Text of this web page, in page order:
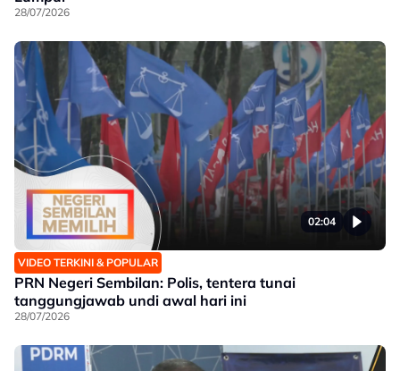
28/07/2026
02:04
VIDEO TERKINI & POPULAR
PRN Negeri Sembilan: Polis, tentera tunai
tanggungjawab undi awal hari ini
28/07/2026